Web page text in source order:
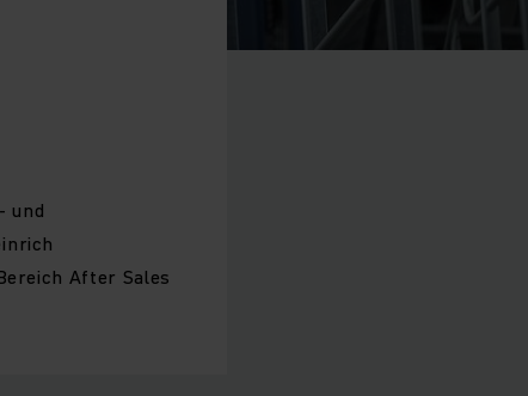
und
After Sales